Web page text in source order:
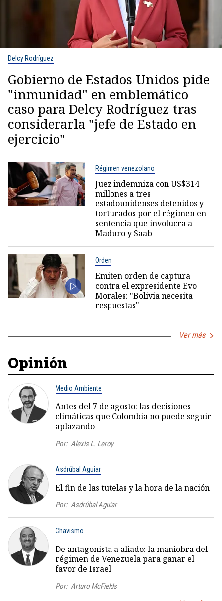
Delcy Rodríguez
Gobierno de Estados Unidos pide
"inmunidad" en emblemático
caso para Delcy Rodríguez tras
considerarla "jefe de Estado en
ejercicio"
Régimen venezolano
Juez indemniza con US$314
millones a tres
estadounidenses detenidos y
torturados por el régimen en
sentencia que involucra a
Maduro y Saab
Orden
Emiten orden de captura
contra el expresidente Evo
Morales: "Bolivia necesita
respuestas"
Ver más
Opinión
Medio Ambiente
Antes del 7 de agosto: las decisiones
climáticas que Colombia no puede seguir
aplazando
Por: Alexis L. Leroy
Asdrúbal Aguiar
El fin de las tutelas y la hora de la nación
Por: Asdrúbal Aguiar
Chavismo
De antagonista a aliado: la maniobra del
régimen de Venezuela para ganar el
favor de Israel
Por: Arturo McFields